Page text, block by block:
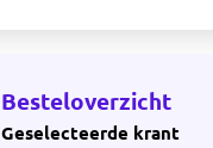
Besteloverzicht
Geselecteerde krant